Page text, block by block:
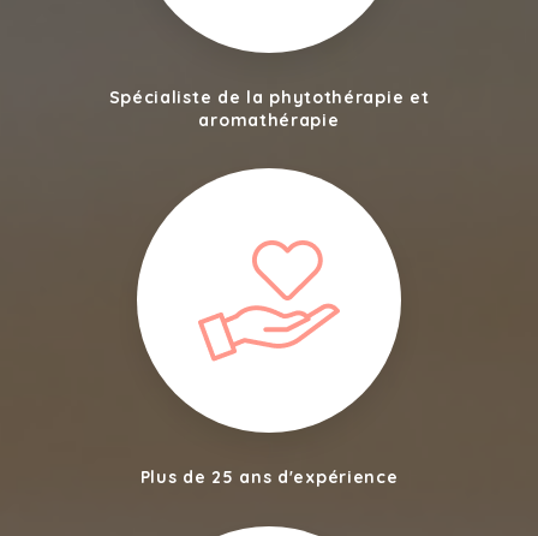
Spécialiste de la phytothérapie et
aromathérapie
Plus de 25 ans d'expérience